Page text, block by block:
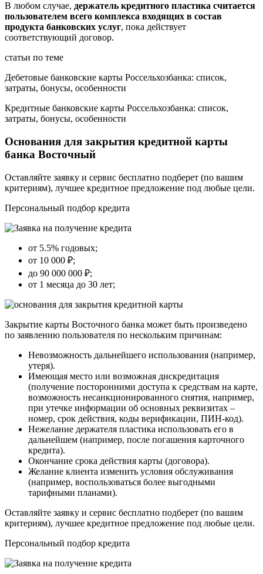
В любом случае, держатель кредитного пластика считается
пользователем всего комплекса входящих в состав
продукта банковских услуг, пока действует
соответствующий договор.
статьи по теме
Дебетовые банковские карты Россельхозбанка: список,
затраты, бонусы, особенности
Кредитные банковские карты Россельхозбанка: список,
затраты, бонусы, особенности
Основания для закрытия кредитной карты
банка Восточный
Оставляйте заявку и сервис бесплатно подберет (по вашим
критериям), лучшее кредитное предложение под любые цели.
Персональный подбор кредита
от 5.5% годовых;
от 10 000 ₽;
до 90 000 000 ₽;
от 1 месяца до 30 лет;
Закрытие карты Восточного банка может быть произведено
по заявлению пользователя по нескольким причинам:
Невозможность дальнейшего использования (например,
утеря).
Имеющая место или возможная дискредитация
(получение посторонними доступа к средствам на карте,
возможность несанкционированного снятия, например,
при утечке информации об основных реквизитах –
номер, срок действия, коды верификации, ПИН-код).
Нежелание держателя пластика использовать его в
дальнейшем (например, после погашения карточного
кредита).
Окончание срока действия карты (договора).
Желание клиента изменить условия обслуживания
(например, воспользоваться более выгодными
тарифными планами).
Оставляйте заявку и сервис бесплатно подберет (по вашим
критериям), лучшее кредитное предложение под любые цели.
Персональный подбор кредита